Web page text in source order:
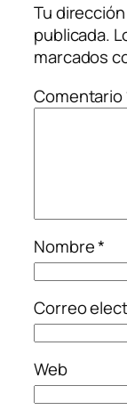
Tu
publicada.
marcados
Comentario
Nombre*
Correo
Web